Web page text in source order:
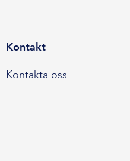
Kontakt
Kontakta oss